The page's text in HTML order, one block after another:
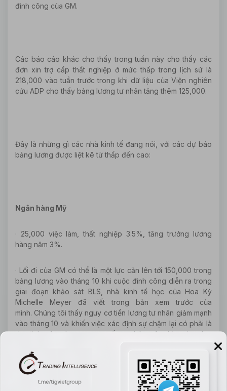
đình công của GM.
Các báo cáo khác cho thấy trong tuần này cho thấy các
đơn xin trợ cấp thất nghiệp ở mức thấp trong lịch sử là
218,000 vào tuần trước trong khi dữ liệu của Viện nghiên
cứu ADP cho thấy bảng lương tư nhân tăng thêm 125,000.
Đây là những gì các nhà kinh tế đang nói, với các dự báo
bảng lương được liệt kê từ thấp đến cao:
Ngân hàng Mỹ
· 25,000 việc làm, thất nghiệp 3.5%, tăng trưởng lương
hàng năm 3%.
· Lối đi của GM có thể là một lực cản lên tới 150,000 trong
bảng lương vào tháng 10 khi cuộc đình công diễn ra trong
giai đoạn khảo sát BLS, nhà kinh tế học của Hoa Kỳ
Michelle Meyer đã viết trong bản xem trước của
mình. Chúng tôi thấy nguy cơ tiền lương tư nhân giảm mạnh
vào tháng 10 và khiến việc xác định sự chậm lại có phải là
do đình công hay sự suy yếu cơ bản trên thị trường lao